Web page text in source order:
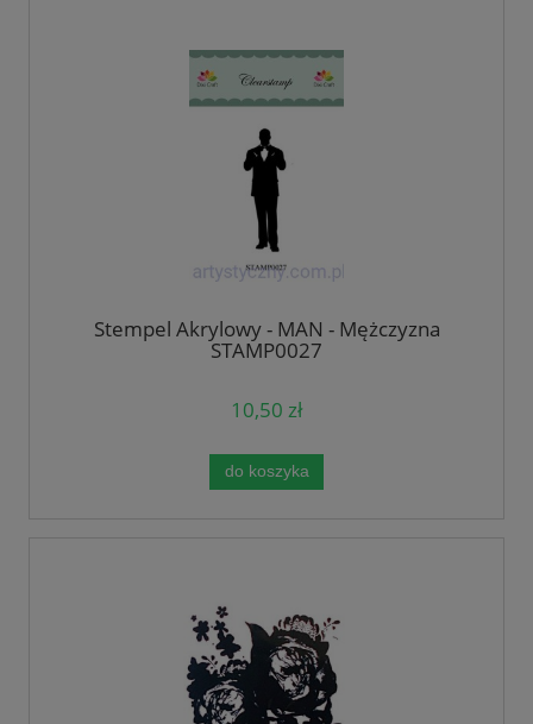
Stempel Akrylowy - MAN - Mężczyzna
STAMP0027
10,50 zł
do koszyka